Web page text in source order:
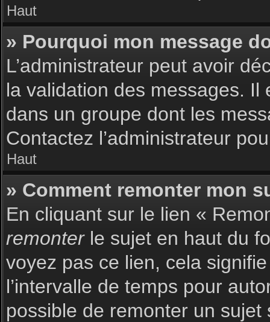
Haut
» Pourquoi mon message
L’administrateur peut avoir
la validation des messages. Il
dans un groupe dont les
Contactez l’administrateur
Haut
» Comment remonter mon
En cliquant sur le lien «
remonterle sujet en haut du
voyez pas ce lien, cela
l’intervalle de temps pour
possible de remonter un